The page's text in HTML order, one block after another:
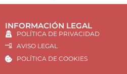
INFORMACIÓN LEGAL
POLÍTICA DE PRIVACIDAD
AVISO LEGAL
POLÍTICA DE COOKIES